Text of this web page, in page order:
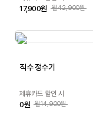
17,900원 월42,900원
직수 정수기
제휴카드 할인 시
0원 월14,900원